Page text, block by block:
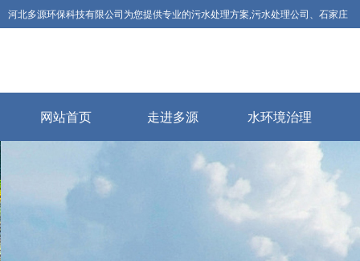
河北多源环保科技有限公司为您提供专业的污水处理方案,污水处理公司、石家庄
88801198
省
新
术
企
河
网站首页 走进多源 水环境治理